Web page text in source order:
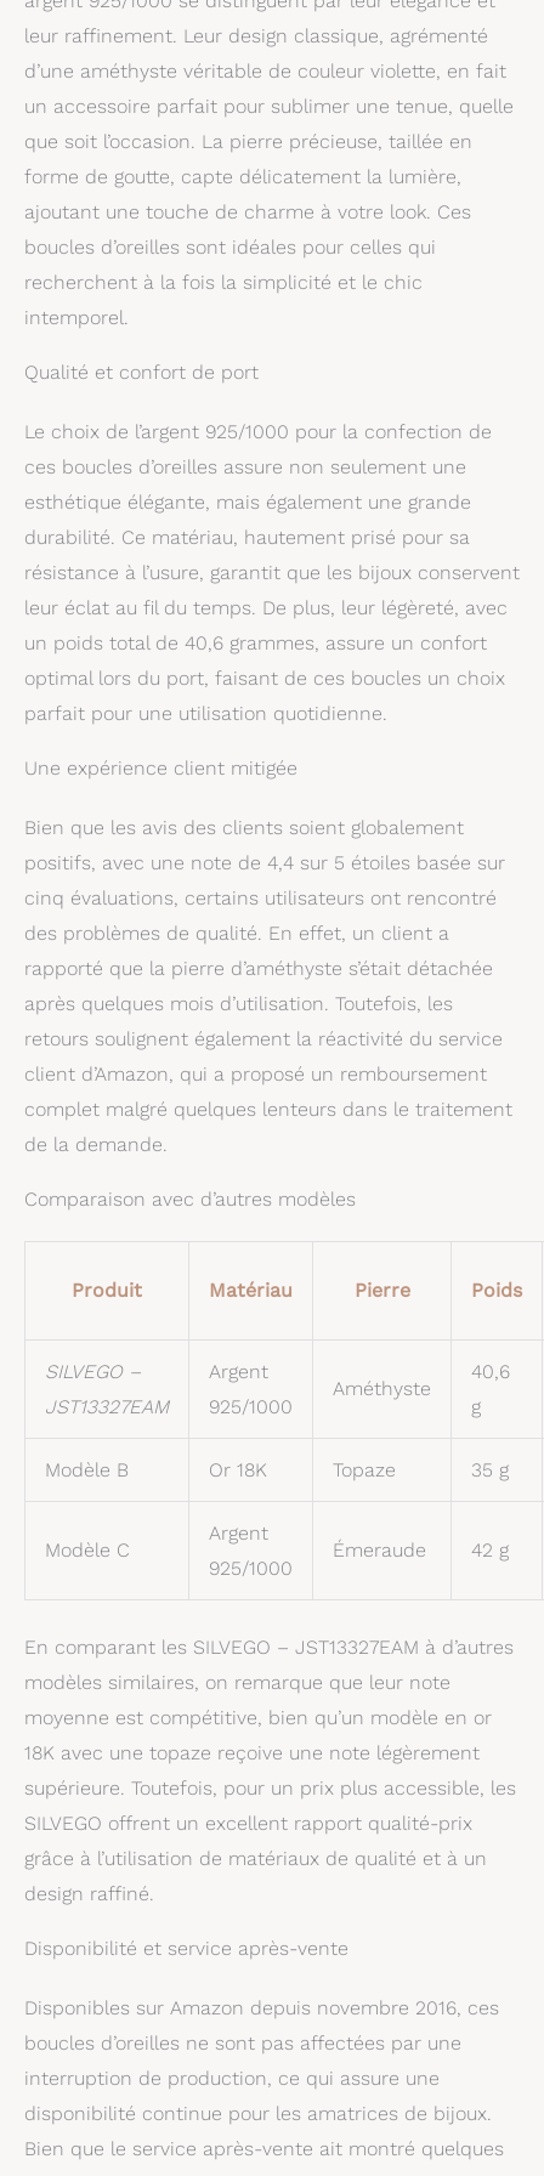
leur raffinement. Leur design classique, agrémenté
d’une améthyste véritable de couleur violette, en fait
un accessoire parfait pour sublimer une tenue, quelle
que soit l’occasion. La pierre précieuse, taillée en
forme de goutte, capte délicatement la lumière,
ajoutant une touche de charme à votre look. Ces
boucles d’oreilles sont idéales pour celles qui
recherchent à la fois la simplicité et le chic
intemporel.
Qualité et confort de port
Le choix de l’argent 925/1000 pour la confection de
ces boucles d’oreilles assure non seulement une
esthétique élégante, mais également une grande
durabilité. Ce matériau, hautement prisé pour sa
résistance à l’usure, garantit que les bijoux conservent
leur éclat au fil du temps. De plus, leur légèreté, avec
un poids total de 40,6 grammes, assure un confort
optimal lors du port, faisant de ces boucles un choix
parfait pour une utilisation quotidienne.
Une expérience client mitigée
Bien que les avis des clients soient globalement
positifs, avec une note de 4,4 sur 5 étoiles basée sur
cinq évaluations, certains utilisateurs ont rencontré
des problèmes de qualité. En effet, un client a
rapporté que la pierre d’améthyste s’était détachée
après quelques mois d’utilisation. Toutefois, les
retours soulignent également la réactivité du service
client d’Amazon, qui a proposé un remboursement
complet malgré quelques lenteurs dans le traitement
de la demande.
Comparaison avec d’autres modèles
Produit Matériau Pierre Poids
SILVEGO –
JST13327EAM
Argent
925/1000
Améthyste
40,6
g
Modèle B Or 18K Topaze 35 g
Modèle C
Argent
925/1000
Émeraude 42 g
En comparant les SILVEGO – JST13327EAM à d’autres
modèles similaires, on remarque que leur note
moyenne est compétitive, bien qu’un modèle en or
18K avec une topaze reçoive une note légèrement
supérieure. Toutefois, pour un prix plus accessible, les
SILVEGO offrent un excellent rapport qualité-prix
grâce à l’utilisation de matériaux de qualité et à un
design raffiné.
Disponibilité et service après-vente
Disponibles sur Amazon depuis novembre 2016, ces
boucles d’oreilles ne sont pas affectées par une
interruption de production, ce qui assure une
disponibilité continue pour les amatrices de bijoux.
Bien que le service après-vente ait montré quelques